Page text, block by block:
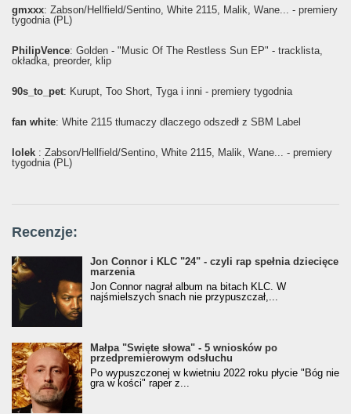
gmxxx: Żabson/Hellfield/Sentino, White 2115, Malik, Wane... - premiery
tygodnia (PL)
PhilipVence: Golden - "Music Of The Restless Sun EP" - tracklista,
okładka, preorder, klip
90s_to_pet: Kurupt, Too Short, Tyga i inni - premiery tygodnia
fan white: White 2115 tłumaczy dlaczego odszedł z SBM Label
lolek : Żabson/Hellfield/Sentino, White 2115, Malik, Wane... - premiery
tygodnia (PL)
Recenzje:
Jon Connor i KLC "24" - czyli rap spełnia dziecięce
marzenia
Jon Connor nagrał album na bitach KLC. W
najśmielszych snach nie przypuszczał,...
Małpa "Święte słowa" - 5 wniosków po
przedpremierowym odsłuchu
Po wypuszczonej w kwietniu 2022 roku płycie "Bóg nie
gra w kości" raper z...